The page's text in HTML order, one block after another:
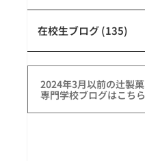
在校生ブログ (135)
2024年3月以前の辻製菓
専門学校ブログはこちら